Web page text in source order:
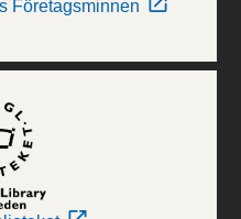
Företagsminnen